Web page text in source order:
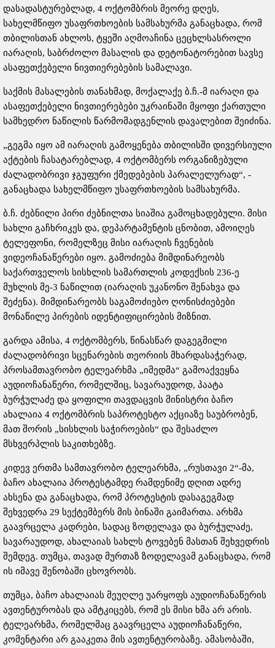
დასადასტურებლად, 4 ოქტომბრის მეორე დღეს,
სახელმწიფო უსაფრთხოების სამსახურმა განაცხადა, რომ
თბილისთან ახლოს, ტყეში აღმოაჩინა ცეცხლსასროლი
იარაღის, საბრძოლო მასალის და დეტონატორებით სავსე
ასაფეთქებელი ნივთიერებების სამალავი.
საქმის მასალების თანახმად, მოქალაქე ბ.ჩ.-მ იარაღი და
ასაფეთქებელი ნივთიერებები უკრაინაში მყოფი ქართული
სამხედრო ნაწილის წარმომადგენლის დავალებით შეიძინა.
„გეგმა იყო ამ იარაღის გამოყენება თბილისში დივერსიული
აქტების ჩასატარებლად, 4 ოქტომბერს ორგანიზებული
ძალადობრივი ჯგუფური ქმედებების პარალელურად“, -
განაცხადა სახელმწიფო უსაფრთხოების სამსახურმა.
ბ.ჩ. ძებნილი პირი ძებნილთა სიაშია გამოცხადებული. მისი
სახლი გაჩხრიკეს და, დეპარტამენტის ცნობით, ამოიღეს
ტელეფონი, რომელზეც მისი იარაღის ჩვენების
ვიდეოჩანაწერები იყო. გამოძიება მიმდინარეობს
საქართველოს სისხლის სამართლის კოდექსის 236-ე
მუხლის მე-3 ნაწილით (იარაღის უკანონო შენახვა და
შეძენა). მიმდინარეობს საგამოძიებო ღონისძიებები
მონაწილე პირების იდენტიფიცირების მიზნით.
გარდა ამისა, 4 ოქტომბერს, წინასწარ დაგეგმილი
ძალადობრივი სცენარების თეორიის მხარდასაჭერად,
პროსამთავრობო ტელეარხმა „იმედმა“ გამოაქვეყნა
აუდიოჩანაწერი, რომელშიც, სავარაუდოდ, პაატა
ბურჭულაძე და ყოფილი თავდაცვის მინისტრი ბაჩო
ახალაია 4 ოქტომბრის საპროტესტო აქციაზე საუბრობენ,
მათ შორის „სისხლის საჭიროების“ და შესაძლო
მსხვერპლის საკითხებზე.
კიდევ ერთმა სამთავრობო ტელეარხმა, „რუსთავი 2“-მა,
ბაჩო ახალაია პროტესტამდე რამდენიმე დღით ადრე
ახსენა და განაცხადა, რომ პროტესტის დასაგეგმად
შეხვედრა 29 სექტემბერს მის ბინაში გაიმართა. არხმა
გაავრცელა კადრები, სადაც ზოდელავა და ბურჭულაძე,
სავარაუდოდ, ახალაიას სახლს ტოვებენ მასთან შეხვედრის
შემდეგ. თუმცა, თავად მურთაზ ზოდელავამ განაცხადა, რომ
ის იმავე შენობაში ცხოვრობს.
თუმცა, ბაჩო ახალაიას მეუღლე უარყოფს აუდიოჩანაწერის
ავთენტურობას და ამტკიცებს, რომ ეს მისი ხმა არ არის.
ტელეარხმა, რომელმაც გაავრცელა აუდიოჩანაწერი,
კომენტარი არ გააკეთა მის ავთენტურობაზე. ამასობაში,